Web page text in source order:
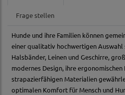
Frage stellen
Hunde und ihre Familien können
einer qualitativ hochwertigen
Halsbänder, Leinen und Geschirre,
modernes Design, ihre ergonomischen
strapazierfähigen Materialien
optimalen Komfort für Mensch und